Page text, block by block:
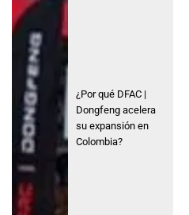
¿Por qué DFAC |
Dongfeng acelera
su expansión en
Colombia?